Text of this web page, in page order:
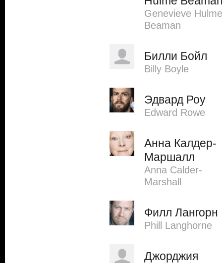
Genevieve Hulme
Beaman
Билли Бойл
Billy Boyle
Эдвард Роу
Edward Rowe
Анна Калдер-
Маршалл
Anna Calder-
Marshall
Филл Лангорн
Phill Langhorne
Джорджия